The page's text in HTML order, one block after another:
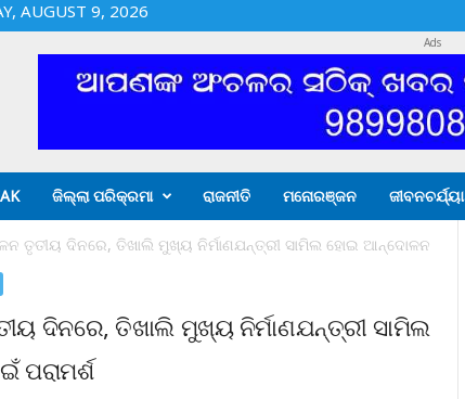
AUGUST 9, 2026
Ads
ଜିଲ୍ଲା ପରିକ୍ରମା ରାଜନୀତି ମନୋରଞ୍ଜନ ଜୀବନଚର୍ଯ୍ୟା
ତୃତୀୟ ଦିନରେ, ତିଖାଲି ମୁଖ୍ୟ ନିର୍ମାଣଯନ୍ତ୍ରୀ ସାମିଲ ହୋଇ ଆନ୍ଦୋଳନ
ଦିନରେ, ତିଖାଲି ମୁଖ୍ୟ ନିର୍ମାଣଯନ୍ତ୍ରୀ ସାମିଲ